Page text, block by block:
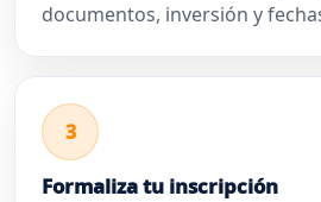
documentos, inversión y
3
Formaliza tu inscripción